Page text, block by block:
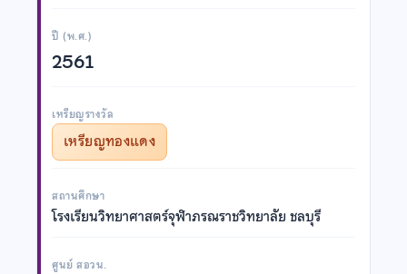
ปี (พ.ศ.)
2561
เหรียญรางวัล
เหรียญทองแดง
สถานศึกษา
โรงเรียนวิทยาศาสตร์จุฬาภรณราชวิทยาลัย ชลบุรี
ศูนย์ สอวน.